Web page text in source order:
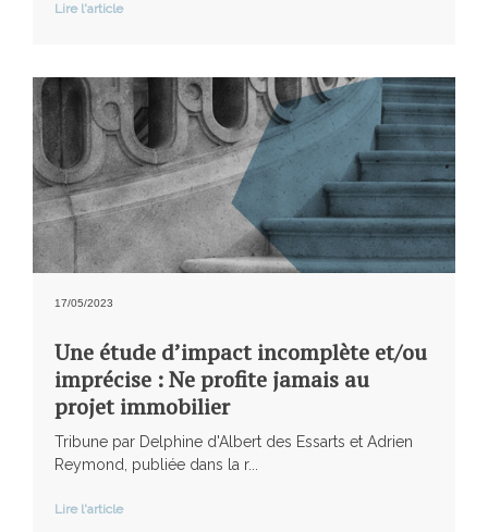
Lire l'article
17/05/2023
Une étude d’impact incomplète et/ou
imprécise : Ne profite jamais au
projet immobilier
Tribune par Delphine d'Albert des Essarts et Adrien
Reymond, publiée dans la r...
Lire l'article